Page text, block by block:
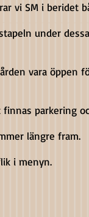
vi SM i beridet
under
vara öppen
finnas parkering
längre fram.
i menyn.